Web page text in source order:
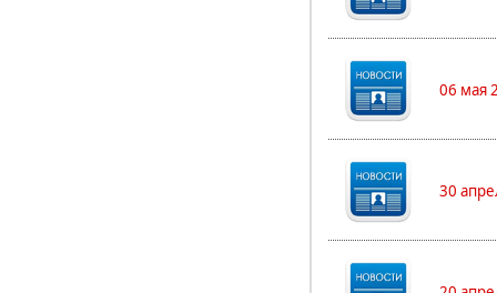
06 мая
30